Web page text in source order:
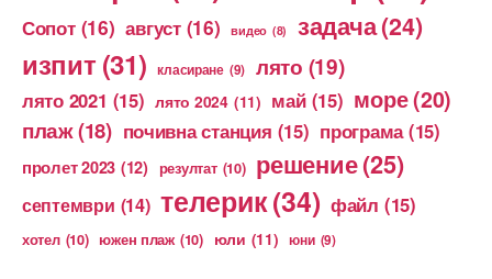
Сопот (16) август (16) видео (8) задача(24)
изпит (31) класиране (9) лято (19)
лято 2021 (15) лято 2024 (11) май (15) море(20)
плаж(18) почивна станция (15) програма (15)
пролет 2023 (12) резултат (10) решение(25)
септември (14) телерик(34) файл (15)
хотел (10) южен плаж (10) юли (11) юни (9)